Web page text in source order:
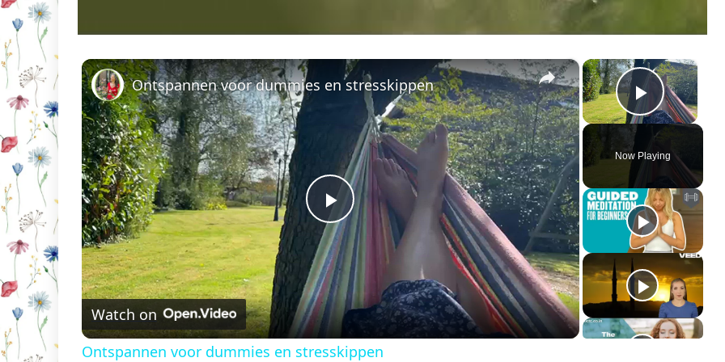
×
Play
Now Playing
×
Play
Video
Ontspannen voor dummies en stresskippen
Watch on
Ontspannen voor dummies en stresskippen